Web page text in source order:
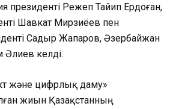
президенті Режеп Тайип Ердоған,
Шавкат Мирзиёев пен
Садыр Жапаров, Әзербайжан
Әлиев келді.
және цифрлық даму»
жиын Қазақстанның